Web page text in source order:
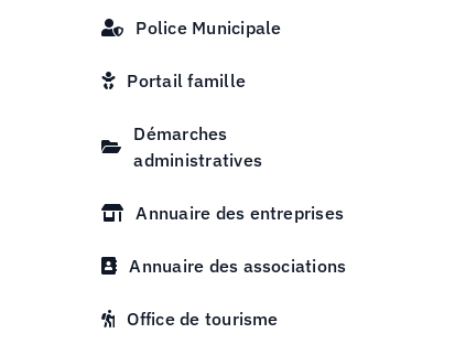
Police Municipale
Portail famille
Démarches
administratives
Annuaire des entreprises
Annuaire des associations
Office de tourisme